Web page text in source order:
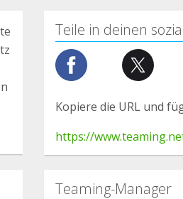
Teile in deinen
Kopiere die URL und
https://
Teaming-Manager